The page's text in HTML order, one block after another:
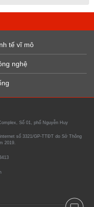
tế vĩ mô
nghệ
Số 01, phố Nguyễn Huy
số 3321/GP-TTĐT do Sở Thông
2019.